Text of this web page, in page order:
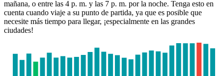
mañana, o entre las 4 p. m. y las 7 p. m. por la noche. Tenga esto en
cuenta cuando viaje a su punto de partida, ya que es posible que
necesite más tiempo para llegar, ¡especialmente en las grandes
ciudades!